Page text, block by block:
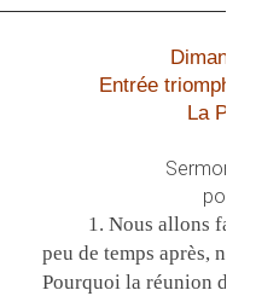
Entrée
La
Sermon 2
pour
1. Nous allons
peu de temps après,
Pourquoi la réunion de